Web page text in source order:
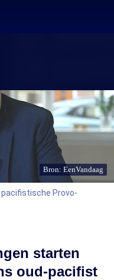
Bron: EenVandaag
pacifistische Provo-
starten
oud-pacifist